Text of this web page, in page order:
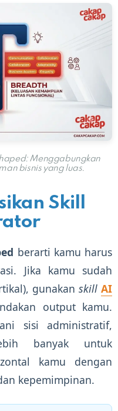
Menggabungkan
bisnis yang luas.
Skill
berarti kamu harus
Jika kamu sudah
gunakan skillAI
output kamu.
sisi administratif,
banyak untuk
kamu dengan
kepemimpinan.